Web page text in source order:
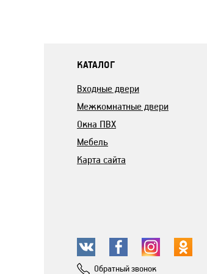
КАТАЛОГ
Входные двери
Межкомнатные двери
Окна ПВХ
Мебель
Карта сайта
Обратный звонок